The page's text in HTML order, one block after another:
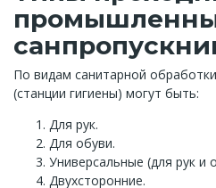
По видам санитарной
(станции гигиены) могут быть:
Для рук.
Для обуви.
Универсальные (для рук и
Двухсторонние.